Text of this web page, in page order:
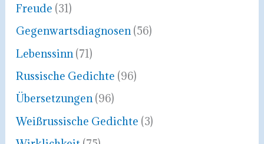
Freude (31)
Gegenwartsdiagnosen(56)
Lebenssinn (71)
Russische Gedichte (96)
Übersetzungen(96)
Weißrussische Gedichte (3)